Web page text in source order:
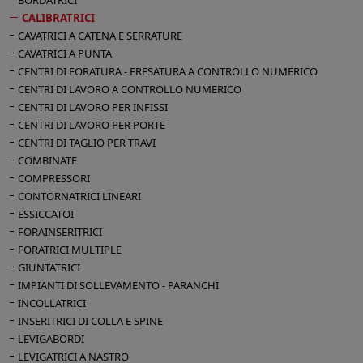
Dimensione nastro lamellare mm 5510 x 140
Soffiatori nastri
Velocità avanzamento tappeto mt/min 5/25
Banco fisso e testata mobile per messa in
linea
Soffiatori rotanti pulizia pannelli
Piano a depressione
Spazzola pulizia tappeto
Rulliera in entrata
Potenza installata Kw 32
Aria compressa 7 Atm
Bocche aspirazione: n° 2 diametro mm 200 -
n° 2 diametro mm 150 - n° 2 diametro mm
100
Dimensioni d'ingombro mmm 4400 x 2500 x
1600 h
Peso kg 5000
CALIBRATRICI
CAVATRICI A CATENA E SERRATURE
CAVATRICI A PUNTA
CENTRI DI FORATURA - FRESATURA A CONTROLLO NUMERICO
CENTRI DI LAVORO A CONTROLLO NUMERICO
CENTRI DI LAVORO PER INFISSI
CENTRI DI LAVORO PER PORTE
CENTRI DI TAGLIO PER TRAVI
COMBINATE
COMPRESSORI
CONTORNATRICI LINEARI
ESSICCATOI
FORAINSERITRICI
FORATRICI MULTIPLE
GIUNTATRICI
IMPIANTI DI SOLLEVAMENTO - PARANCHI
INCOLLATRICI
INSERITRICI DI COLLA E SPINE
LEVIGABORDI
LEVIGATRICI A NASTRO